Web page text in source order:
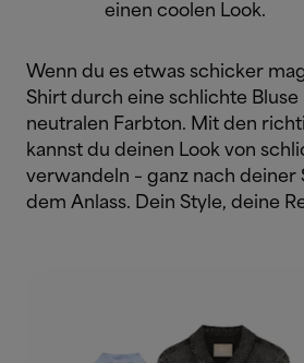
einen coolen Look.
Wenn du es etwas schicker
Shirt durch eine schlichte Bluse
neutralen Farbton. Mit den
kannst du deinen Look von
verwandeln – ganz nach
dem Anlass. Dein Style, deine